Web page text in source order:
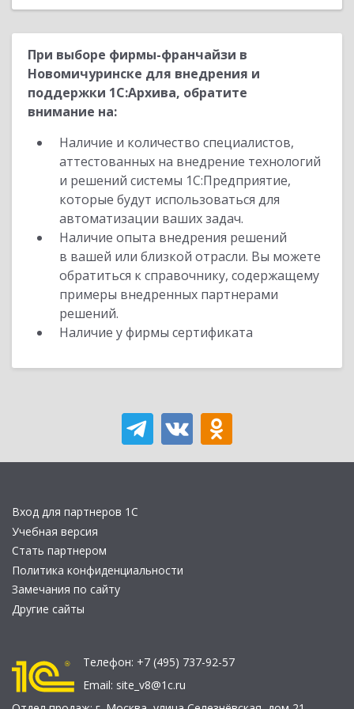
При выборе фирмы-франчайзи в
Новомичуринске для внедрения и
поддержки 1С:Архива, обратите
внимание на:
Наличие и количество специалистов,
аттестованных на внедрение технологий
и решений системы 1С:Предприятие,
которые будут использоваться для
автоматизации ваших задач.
Наличие опыта внедрения решений
в вашей или близкой отрасли. Вы можете
обратиться к справочнику, содержащему
примеры внедренных партнерами
решений.
Наличие у фирмы сертификата
Вход для партнеров 1С
Учебная версия
Стать партнером
Политика конфиденциальности
Замечания по сайту
Другие сайты
Телефон: +7 (495) 737-92-57
Email: site_v8@1c.ru